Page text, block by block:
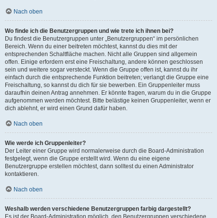
Nach oben
Wo finde ich die Benutzergruppen und wie trete ich ihnen bei?
Du findest die Benutzergruppen unter „Benutzergruppen“ im persönlichen
Bereich. Wenn du einer beitreten möchtest, kannst du dies mit der
entsprechenden Schaltfläche machen. Nicht alle Gruppen sind allgemein
offen. Einige erfordern erst eine Freischaltung, andere können geschlossen
sein und weitere sogar versteckt. Wenn die Gruppe offen ist, kannst du ihr
einfach durch die entsprechende Funktion beitreten; verlangt die Gruppe eine
Freischaltung, so kannst du dich für sie bewerben. Ein Gruppenleiter muss
daraufhin deinen Antrag annehmen. Er könnte fragen, warum du in die Gruppe
aufgenommen werden möchtest. Bitte belästige keinen Gruppenleiter, wenn er
dich ablehnt, er wird einen Grund dafür haben.
Nach oben
Wie werde ich Gruppenleiter?
Der Leiter einer Gruppe wird normalerweise durch die Board-Administration
festgelegt, wenn die Gruppe erstellt wird. Wenn du eine eigene
Benutzergruppe erstellen möchtest, dann solltest du einen Administrator
kontaktieren.
Nach oben
Weshalb werden verschiedene Benutzergruppen farbig dargestellt?
Es ist der Board-Administration möglich, den Benutzergruppen verschiedene